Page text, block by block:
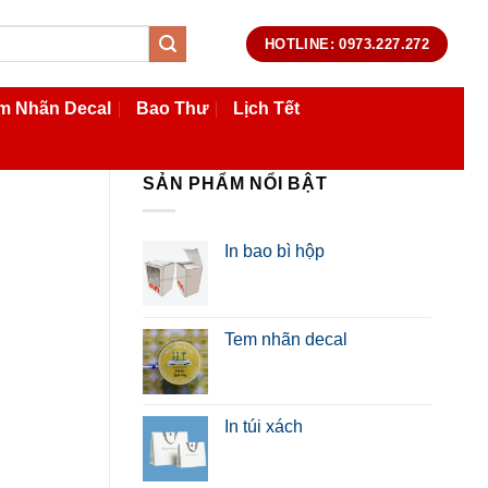
HOTLINE: 0973.227.272
Nhãn Decal Bao Thư Lịch Tết
SẢN PHẨM NỔI BẬT
In bao bì hộp
Tem nhãn decal
In túi xách